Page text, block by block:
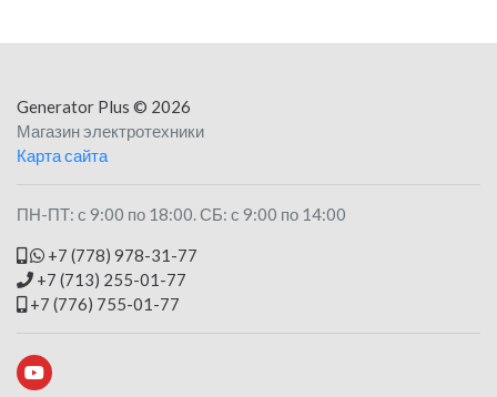
Generator Plus © 2026
Магазин электротехники
Карта сайта
ПН-ПТ: с 9:00 по 18:00. СБ: с 9:00 по 14:00
+7 (778) 978-31-77
+7 (713) 255-01-77
+7 (776) 755-01-77